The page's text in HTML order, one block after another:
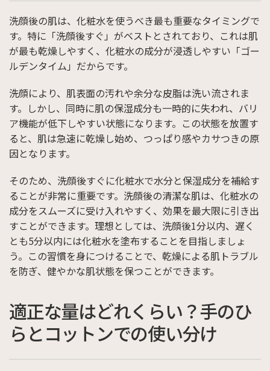
洗顔後の肌は、化粧水を使うべき最も重要なタイミングで
す。特に「洗顔後すぐ」がベストとされており、これは肌
が最も乾燥しやすく、化粧水の成分が浸透しやすい「ゴー
ルデンタイム」だからです。
洗顔により、肌表面の汚れや余分な皮脂は洗い流されま
す。しかし、同時に肌の保湿成分も一時的に失われ、バリ
ア機能が低下しやすい状態になります。この状態を放置す
ると、肌は急速に乾燥し始め、つっぱり感やカサつきの原
因となります。
そのため、洗顔後すぐに化粧水で水分と保湿成分を補給す
ることが非常に重要です。洗顔後の清潔な肌は、化粧水の
成分をスムーズに受け入れやすく、効果を最大限に引き出
すことができます。理想としては、洗顔後1分以内、遅く
とも5分以内には化粧水を塗布することを目指しましょ
う。この習慣を身につけることで、乾燥による肌トラブル
を防ぎ、健やかな肌状態を保つことができます。
適正な量はどれくらい？手のひ
らとコットンでの使い分け